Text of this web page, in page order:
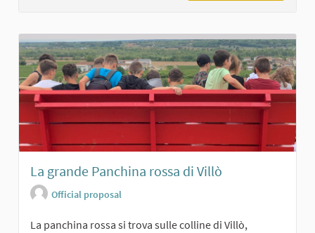
La grande Panchina rossa di Villò
Official proposal
La panchina rossa si trova sulle colline di Villò,